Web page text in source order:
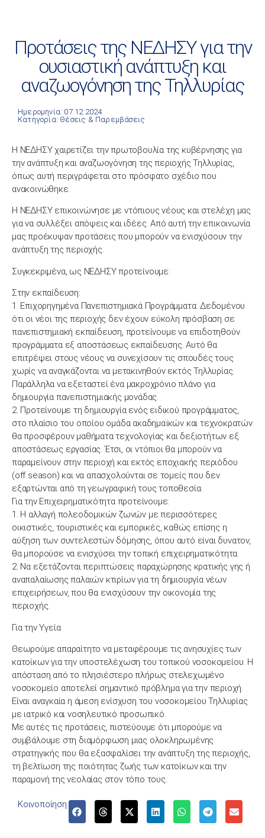
Προτάσεις της ΝΕΔΗΣΥ για την
ουσιαστική ανάπτυξη και
αναζωογόνηση της Τηλλυρίας
Ημερομηνία: 07.12.2024
Κατηγορία: Θέσεις & Παρεμβάσεις
Η ΝΕΔΗΣΥ χαιρετίζει την πρωτοβουλία της κυβέρνησης για
την ανάπτυξη και αναζωογόνηση της περιοχής Τηλλυρίας,
όπως αυτή περιγράφεται στο πρόσφατο σχέδιο που
ανακοινώθηκε.
Η ΝΕΔΗΣΥ επικοινώνησε με ντόπιους νέους και στελέχη μας
για να συλλέξει απόψεις και ιδέες. Από αυτή την επικοινωνία
μας προέκυψαν προτάσεις που μπορούν να ενισχύσουν την
ανάπτυξη της περιοχής.
Συγκεκριμένα, ως ΝΕΔΗΣΥ προτείνουμε:
Στην εκπαίδευση:
1. Επιχορηγημένα Πανεπιστημιακά Προγράμματα: Δεδομένου
ότι οι νέοι της περιοχής δεν έχουν εύκολη πρόσβαση σε
πανεπιστημιακή εκπαίδευση, προτείνουμε να επιδοτηθούν
προγράμματα εξ αποστάσεως εκπαίδευσης. Αυτό θα
επιτρέψει στους νέους να συνεχίσουν τις σπουδές τους
χωρίς να αναγκάζονται να μετακινηθούν εκτός Τηλλυρίας.
Παράλληλα να εξεταστεί ένα μακροχρόνιο πλάνο για
δημιουργία πανεπιστημιακής μονάδας.
2. Προτείνουμε τη δημιουργία ενός ειδικού προγράμματος,
στο πλαίσιο του οποίου ομάδα ακαδημαϊκών και τεχνοκρατών
θα προσφέρουν μαθήματα τεχνολογίας και δεξιοτήτων εξ
αποστάσεως εργασίας. Έτσι, οι ντόπιοι θα μπορούν να
παραμείνουν στην περιοχή και εκτός εποχιακής περιόδου
(off season) και να απασχολούνται σε τομείς που δεν
εξαρτώνται από τη γεωγραφική τους τοποθεσία.
Για την Επιχειρηματικότητα προτείνουμε:
1. Η αλλαγή πολεοδομικών ζωνών με περισσότερες
οικιστικές, τουριστικές και εμπορικές, καθώς επίσης η
αύξηση των συντελεστών δόμησης, όπου αυτό είναι δυνατον,
θα μπορούσε να ενισχύσει την τοπική επιχειρηματικότητα.
2. Να εξετάζονται περιπτώσεις παραχώρησης κρατικής γης ή
αναπαλαίωσης παλαιών κτιρίων για τη δημιουργία νέων
επιχειρήσεων, που θα ενισχύσουν την οικονομία της
περιοχής.
Για την Υγεία
Θεωρούμε απαραίτητο να μεταφέρουμε τις ανησυχίες των
κατοίκων για την υποστελέχωση του τοπικού νοσοκομείου. Η
απόσταση από το πλησιέστερο πλήρως στελεχωμένο
νοσοκομείο αποτελεί σημαντικό πρόβλημα για την περιοχή.
Είναι αναγκαία η άμεση ενίσχυση του νοσοκομείου Τηλλυρίας
με ιατρικό και νοσηλευτικό προσωπικό.
Με αυτές τις προτάσεις, πιστεύουμε ότι μπορούμε να
συμβάλουμε στη διαμόρφωση μιας ολοκληρωμένης
στρατηγικής που θα εξασφαλίσει την ανάπτυξη της περιοχής,
τη βελτίωση της ποιότητας ζωής των κατοίκων και την
παραμονή της νεολαίας στον τόπο τους.
Κοινοποίηση: